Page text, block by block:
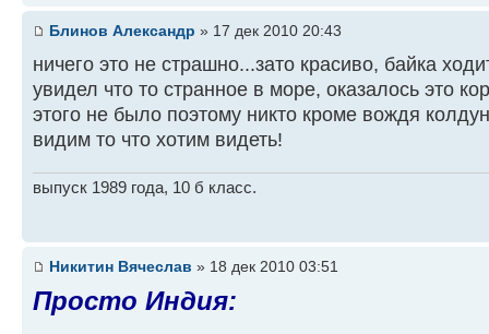
Блинов Александр » 17 дек 2010 20:43
ничего это не страшно...зато красиво, байка
увидел что то странное в море, оказалось это
этого не было поэтому никто кроме вождя
видим то что хотим видеть!
выпуск 1989 года, 10 б класс.
Никитин Вячеслав » 18 дек 2010 03:51
Просто Индия: